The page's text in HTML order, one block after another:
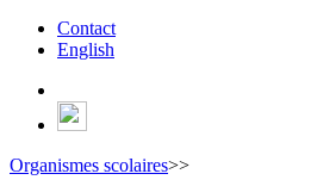
Contact
English
Organismes scolaires>>